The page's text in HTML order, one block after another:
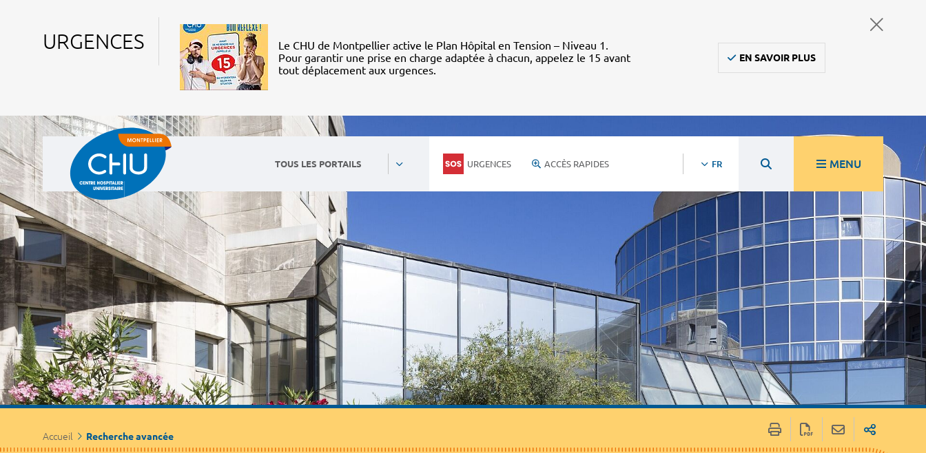
URGENCES
Le CHU de Montpellier active le Plan Hôpital en Tension – Niveau 1.
Pour garantir une prise en charge adaptée à chacun, appelez le 15 avant
tout déplacement aux urgences.
EN SAVOIR PLUS
TOUS LES PORTAILS URGENCES ACCÈS RAPIDES FR MENU
Accueil Recherche avancée